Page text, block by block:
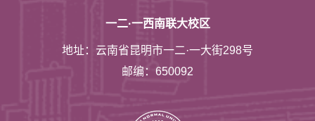
一二·一西南联大校区
地址：云南省昆明市一二·一大街298号
邮编：650092